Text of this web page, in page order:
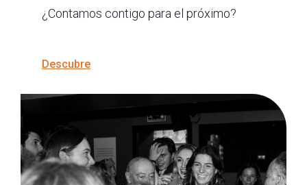
¿Contamos contigo para el próximo?
Descubre